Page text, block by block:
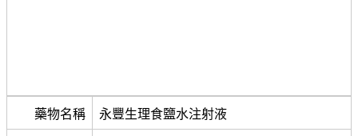
藥物名稱 永豐生理食鹽水注射液